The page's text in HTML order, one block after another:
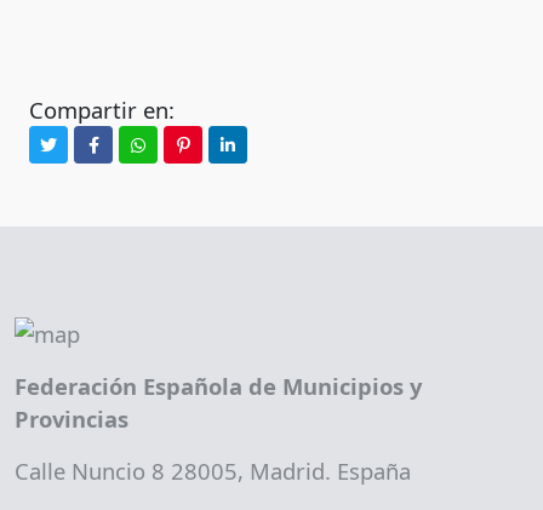
Compartir en:
Federación Española de Municipios y
Provincias
Calle Nuncio 8 28005, Madrid. España